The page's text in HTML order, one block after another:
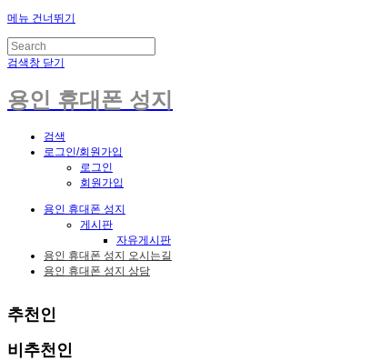
메뉴 건너뛰기
검색창 닫기
용인 휴대폰 성지
검색
로그인/회원가입
로그인
회원가입
용인 휴대폰 성지
게시판
자유게시판
용인 휴대폰 성지 오시는길
용인 휴대폰 성지 상담
추천인
비추천인